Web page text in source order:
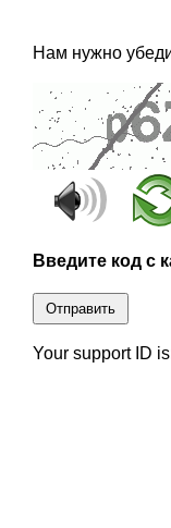
Нам нужно
Введите код с
Отправить
Your support ID